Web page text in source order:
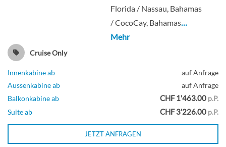
Florida / Nassau, Bahamas
/ CocoCay, Bahamas…
Mehr
Cruise Only
Innenkabine ab
auf Anfrage
Aussenkabine ab
auf Anfrage
Balkonkabine ab
CHF 1'463.00 p.P.
Suite ab
CHF 3'226.00 p.P.
JETZT ANFRAGEN